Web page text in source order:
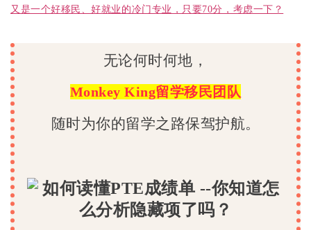
又是一个好移民、好就业的冷门专业，只要70分，考虑一下？
无论何时何地，
Monkey King留学移民团队
随时为你的留学之路保驾护航。